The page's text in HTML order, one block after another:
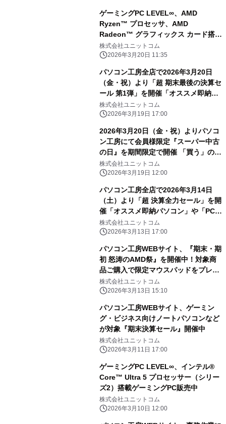
ゲーミングPC LEVEL∞、AMD
Ryzen™ プロセッサ、AMD
Radeon™ グラフィックス カード搭載
『紅の砂漠』推奨PC発売
株式会社ユニットコム
2026年3月20日 11:35
パソコン工房全店で2026年3月20日
（金・祝）より「超 期末最後の決算セ
ール 第1弾」を開催「オススメ即納パ
ソコン」や「PCパーツ・周辺機器等の
日替わりセール商品」など、お買い得
株式会社ユニットコム
2026年3月19日 17:00
2026年3月20日（金・祝）よりパソコ
ン工房にて会員様限定『スーパー中古
の日』を期間限定で開催 「買う」のも
「売る」のも超お得！
株式会社ユニットコム
2026年3月19日 12:00
パソコン工房全店で2026年3月14日
（土）より「超 決算全力セール」を開
催「オススメ即納パソコン」や「PCパ
ーツ・周辺機器等の日替わりセール商
品」など、お買い得商品を全力でご提
株式会社ユニットコム
2026年3月13日 17:00
パソコン工房WEBサイト、『期末・期
初 怒涛のAMD祭』を開催中！対象商
品ご購入で限定マウスパッドをプレゼ
ント
株式会社ユニットコム
2026年3月13日 15:10
パソコン工房WEBサイト、ゲーミン
グ・ビジネス向けノートパソコンなど
が対象『期末決算セール』開催中
株式会社ユニットコム
2026年3月11日 17:00
ゲーミングPC LEVEL∞、インテル®
Core™ Ultra 5 プロセッサー（シリー
ズ2）搭載ゲーミングPC販売中
株式会社ユニットコム
2026年3月10日 12:00